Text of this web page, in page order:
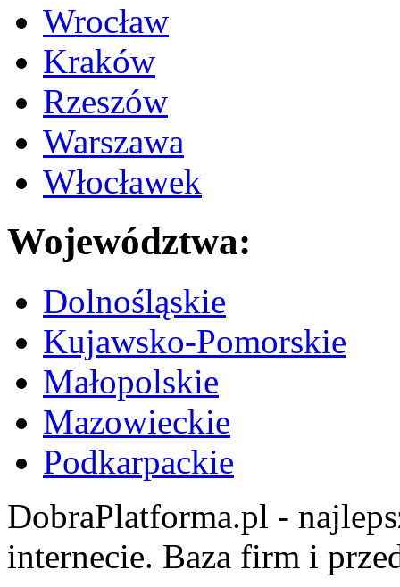
Wrocław
Kraków
Rzeszów
Warszawa
Włocławek
Województwa:
Dolnośląskie
Kujawsko-Pomorskie
Małopolskie
Mazowieckie
Podkarpackie
DobraPlatforma.pl -
internecie. Baza firm i